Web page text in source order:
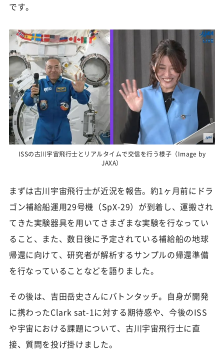
です。
ISSの古川宇宙飛行士とリアルタイムで交信を行う様子（Image by
JAXA）
まずは古川宇宙飛行士が近況を報告。約1ヶ月前にドラ
ゴン補給船運用29号機（SpX-29）が到着し、運搬され
てきた実験器具を用いてさまざまな実験を行なってい
ること、また、数日後に予定されている補給船の地球
帰還に向けて、研究者が解析するサンプルの帰還準備
を行なっていることなどを語りました。
その後は、吉田岳史さんにバトンタッチ。自身が開発
に携わったClark sat-1に対する期待感や、今後のISS
や宇宙における課題について、古川宇宙飛行士に直
接、質問を投げ掛けました。